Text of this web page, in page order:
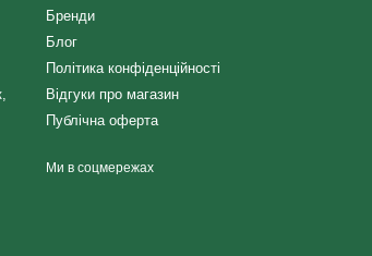
Бренди
Блог
Політика конфіденційності
Відгуки про магазин
Публічна оферта
Ми в соцмережах